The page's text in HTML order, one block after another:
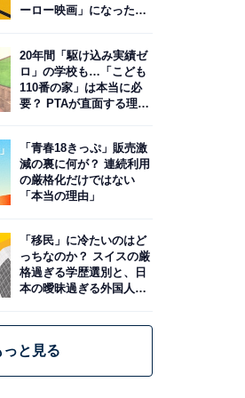
ーロー映画」になった理
20年間「駆け込み実績ゼ
ロ」の学校も…「こども
110番の家」は本当に必
要？ PTAが直面する理想
「青春18きっぷ」販売激
減の裏に何が？ 連続利用
の厳格化だけではない
「本当の理由」
「移民」に冷たいのはど
っちなのか？ スイスの厳
格過ぎる学歴選別と、日
本の曖昧過ぎる外国人政
と見る